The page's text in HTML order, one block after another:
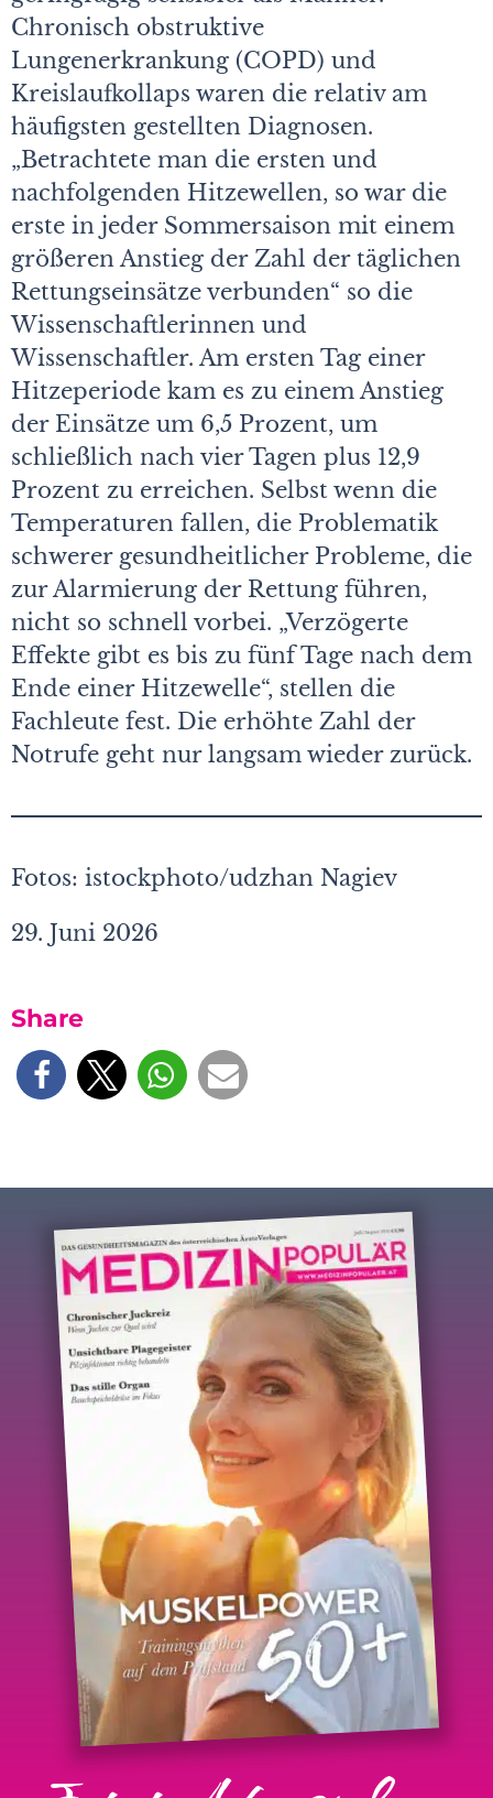
Chronisch obstruktive
Lungenerkrankung (COPD) und
Kreislaufkollaps waren die relativ am
häufigsten gestellten Diagnosen.
„Betrachtete man die ersten und
nachfolgenden Hitzewellen, so war die
erste in jeder Sommersaison mit einem
größeren Anstieg der Zahl der täglichen
Rettungseinsätze verbunden“ so die
Wissenschaftlerinnen und
Wissenschaftler. Am ersten Tag einer
Hitzeperiode kam es zu einem Anstieg
der Einsätze um 6,5 Prozent, um
schließlich nach vier Tagen plus 12,9
Prozent zu erreichen. Selbst wenn die
Temperaturen fallen, die Problematik
schwerer gesundheitlicher Probleme, die
zur Alarmierung der Rettung führen,
nicht so schnell vorbei. „Verzögerte
Effekte gibt es bis zu fünf Tage nach dem
Ende einer Hitzewelle“, stellen die
Fachleute fest. Die erhöhte Zahl der
Notrufe geht nur langsam wieder zurück.
Fotos: istockphoto/udzhan Nagiev
29. Juni 2026
Share